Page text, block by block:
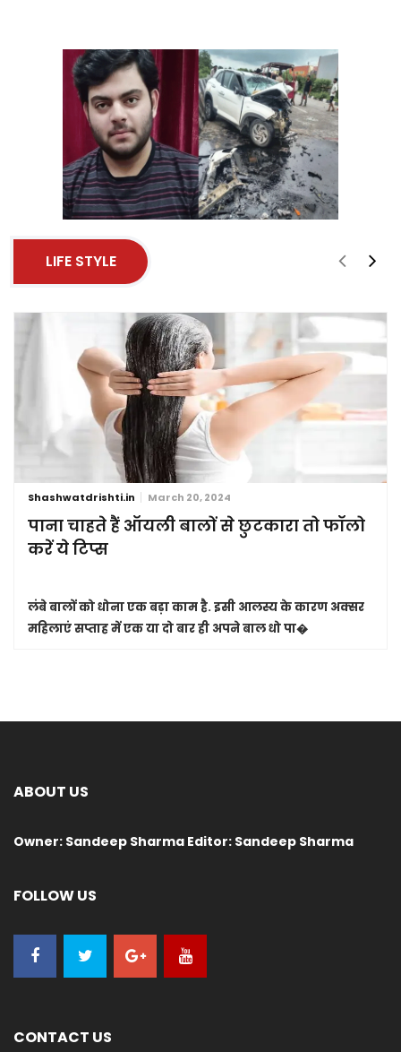
LIFE STYLE
Shashwatdrishti.in March 20, 2024
पाना चाहते हैं ऑयली बालों से छुटकारा तो फॉलो
करें ये टिप्स
लंबे बालों को धोना एक बड़ा काम है. इसी आलस्य के कारण अक्सर
महिलाएं सप्ताह में एक या दो बार ही अपने बाल धो पा�
ABOUT US
Owner: Sandeep Sharma Editor: Sandeep Sharma
FOLLOW US
CONTACT US